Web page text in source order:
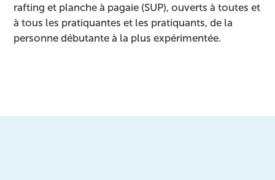
rafting et planche à pagaie (SUP), ouverts à toutes et
à tous les pratiquantes et les pratiquants, de la
personne débutante à la plus expérimentée.